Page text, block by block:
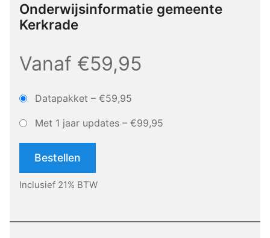
Onderwijsinformatie gemeente
Kerkrade
Vanaf €59,95
Datapakket – €59,95
Met 1 jaar updates – €99,95
Bestellen
Inclusief 21% BTW